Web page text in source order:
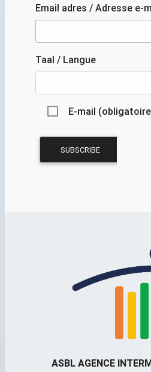
Email adres / Adresse e-
Taal / Langue
E-mail
ASBL AGENCE